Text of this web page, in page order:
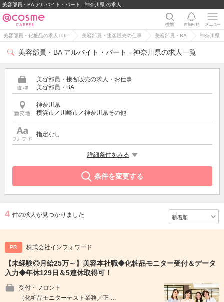
美容部員・BA アルバイト・パート - 神奈川県 の求人
美容部員・化粧品の求人TOP 美容部員・接客販売の仕事 美容部員・BA 神奈川県
美容部員・BA アルバイト・パート - 神奈川県の求人一覧
美容部員・接客販売の求人・お仕事
美容部員・BA
神奈川県
横浜市／川崎市／神奈川県その他
指定なし
詳細条件をみる
条件を変更する
4 件の求人が見つかりました
PR 株式会社インフォワード
【未経験◎月給25万～】美容本社職◆化粧品モニター受付＆データ
入力◆年休129日＆5連休取得可！
受付・フロント
（化粧品モニターテスト業務／正 …